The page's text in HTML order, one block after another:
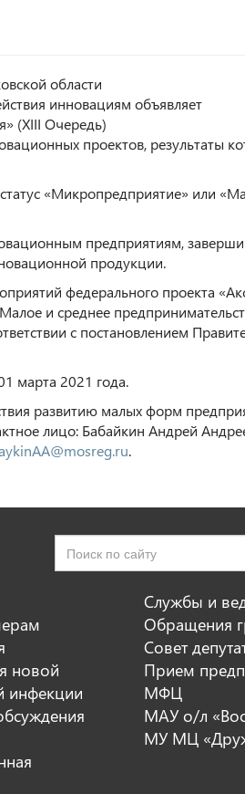
области
инновациям объявляет
(XIII Очередь)
проектов, результаты
«Микропредприятие» или
предприятиям,
продукции.
федерального проекта
и среднее
с постановлением
марта 2021 года.
развитию малых форм
лицо: Бабайкин Андрей
.
новой
инфекции
Службы и
Обращения
Совет
Прием
МФЦ
МАУ о/л
МУ МЦ